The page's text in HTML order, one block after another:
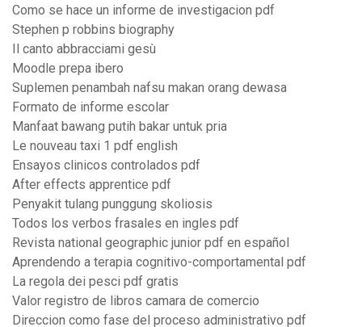
Como se hace un informe de investigacion pdf
Stephen p robbins biography
Il canto abbracciami gesù
Moodle prepa ibero
Suplemen penambah nafsu makan orang dewasa
Formato de informe escolar
Manfaat bawang putih bakar untuk pria
Le nouveau taxi 1 pdf english
Ensayos clinicos controlados pdf
After effects apprentice pdf
Penyakit tulang punggung skoliosis
Todos los verbos frasales en ingles pdf
Revista national geographic junior pdf en español
Aprendendo a terapia cognitivo-comportamental pdf
La regola dei pesci pdf gratis
Valor registro de libros camara de comercio
Direccion como fase del proceso administrativo pdf